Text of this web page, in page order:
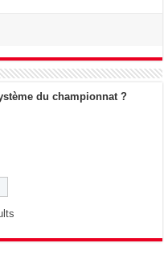
du championnat ?